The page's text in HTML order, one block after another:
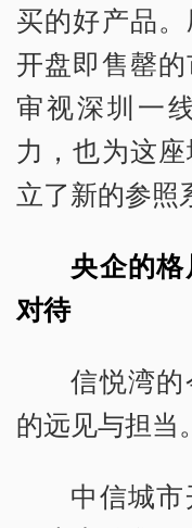
买的好产品
开盘即售罄
审视深圳一
力，也为这
立了新的参照
央企的
对待
信悦湾
的远见与担当。
中信城